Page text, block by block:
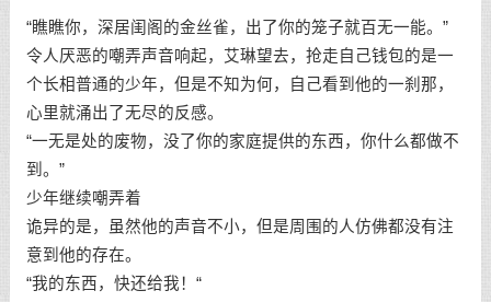
“瞧瞧你，深居闺阁的金丝雀，出了你的笼子就百无一能。”
令人厌恶的嘲弄声音响起，艾琳望去，抢走自己钱包的是一
个长相普通的少年，但是不知为何，自己看到他的一刹那，
心里就涌出了无尽的反感。
“一无是处的废物，没了你的家庭提供的东西，你什么都做不
到。”
少年继续嘲弄着
诡异的是，虽然他的声音不小，但是周围的人仿佛都没有注
意到他的存在。
“我的东西，快还给我！“